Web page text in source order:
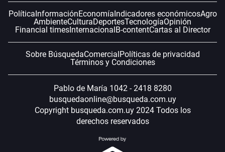
PolíticaInformaciónEconomíaIndicadores económicosAgro
AmbienteCulturaDeportesTecnologíaOpinión
Financial timesInternacionalB-contentCartas al Director
Sobre BúsquedaComercialPolíticas de privacidad
Términos y Condiciones
Pablo de María 1042 - 2418 8280
busquedaonline@busqueda.com.uy
Copyright busqueda.com.uy 2024 Todos los
derechos reservados